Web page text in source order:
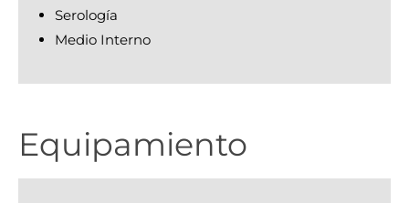
Serología
Medio Interno
Equipamiento